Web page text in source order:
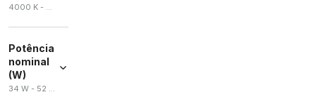
4000 K - 5700 K
Potência
nominal
(W)
34 W - 52 W